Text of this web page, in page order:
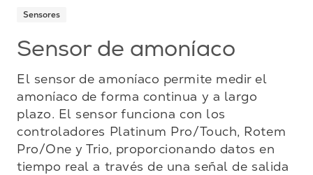
Sensores
Sensor de amoníaco
El sensor de amoníaco permite medir el
amoníaco de forma continua y a largo
plazo. El sensor funciona con los
controladores Platinum Pro/Touch, Rotem
Pro/One y Trio, proporcionando datos en
tiempo real a través de una señal de salida